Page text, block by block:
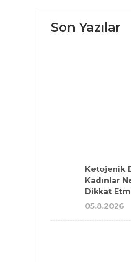
Son Yazılar
Ketojenik
Kadınlar
Dikkat
05.8.2026